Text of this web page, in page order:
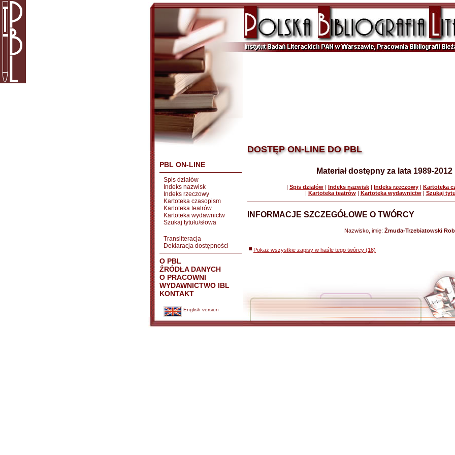
PBL ON-LINE
Spis działów
Indeks nazwisk
Indeks rzeczowy
Kartoteka czasopism
Kartoteka teatrów
Kartoteka wydawnictw
Szukaj tytułu/słowa
Transliteracja
Deklaracja dostępności
O PBL
ŹRÓDŁA DANYCH
O PRACOWNI
WYDAWNICTWO IBL
KONTAKT
English version
DOSTĘP ON-LINE DO PBL
Materiał dostępny za lata 1989-2012
| Spis działów | Indeks nazwisk | Indeks rzeczowy | Kartoteka
| Kartoteka teatrów| Kartoteka wydawnictw| Szukaj
INFORMACJE SZCZEGÓŁOWE O TWÓRCY
Nazwisko, imię: Żmuda-Trzebiatowski
Pokaż wszystkie zapisy w haśle tego twórcy (16)